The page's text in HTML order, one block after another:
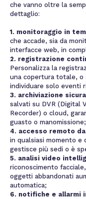
che vanno oltre la
dettaglio:
1. monitoraggio in
che accade, sia da
interfacce web, in
2. registrazione
Personalizza la
una copertura totale, o
individuare solo eventi
3. archiviazione
salvati su DVR (Digital
Recorder) o cloud,
guasto o manomissione;
4. accesso remoto
in qualsiasi momento e
gestisce più sedi o è
5. analisi video
riconoscimento
oggetti abbandonati
automatica;
6. notifiche e allarmi